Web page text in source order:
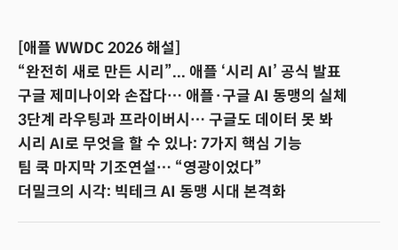
[애플 WWDC 2026 해설]
“완전히 새로 만든 시리”... 애플 ‘시리 AI’ 공식 발표
구글 제미나이와 손잡다… 애플·구글 AI 동맹의 실체
3단계 라우팅과 프라이버시… 구글도 데이터 못 봐
시리 AI로 무엇을 할 수 있나: 7가지 핵심 기능
팀 쿡 마지막 기조연설… “영광이었다”
더밀크의 시각: 빅테크 AI 동맹 시대 본격화